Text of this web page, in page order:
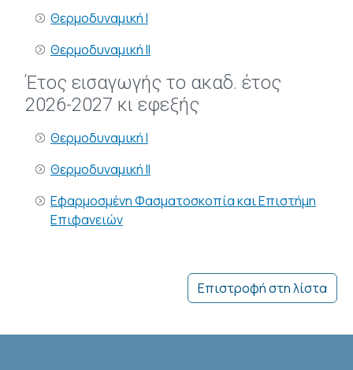
Θερμοδυναμική Ι
Θερμοδυναμική ΙΙ
Έτος εισαγωγής το ακαδ. έτος
2026-2027 κι εφεξής
Θερμοδυναμική Ι
Θερμοδυναμική ΙΙ
Εφαρμοσμένη Φασματοσκοπία και Επιστήμη
Επιφανειών
Επιστροφή στη λίστα